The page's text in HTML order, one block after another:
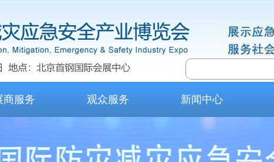
商服务 观众服务 新闻中心